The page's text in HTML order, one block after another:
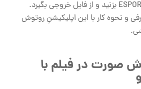
در آخر روی ESPORT بزنید و از فایل خروجی بگیرد.
و نحوه کار با این اپلیکیشنِ روتوش
صورت در فیلم با